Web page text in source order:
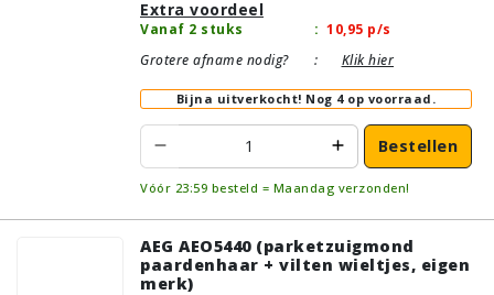
Extra voordeel
Vanaf 2 stuks : 10,95 p/s
Grotere afname nodig?
: Klik hier
Bijna uitverkocht! Nog 4 op voorraad.
Bestellen
Vóór 23:59 besteld = Maandag verzonden!
AEG AEO5440 (parketzuigmond
paardenhaar + vilten wieltjes, eigen
merk)